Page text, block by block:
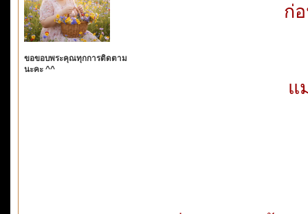
ขอขอบพระคุณทุกการติดตาม
นะคะ ^^
ก่
แ